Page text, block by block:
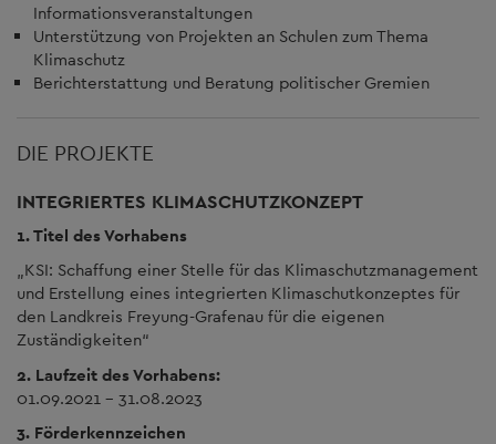
Informationsveranstaltungen
Unterstützung von Projekten an Schulen zum Thema
Klimaschutz
Berichterstattung und Beratung politischer Gremien
DIE PROJEKTE
INTEGRIERTES KLIMASCHUTZKONZEPT
1. Titel des Vorhabens
„KSI: Schaffung einer Stelle für das Klimaschutzmanagement
und Erstellung eines integrierten Klimaschutkonzeptes für
den Landkreis Freyung-Grafenau für die eigenen
Zuständigkeiten“
2. Laufzeit des Vorhabens:
01.09.2021 – 31.08.2023
3. Förderkennzeichen